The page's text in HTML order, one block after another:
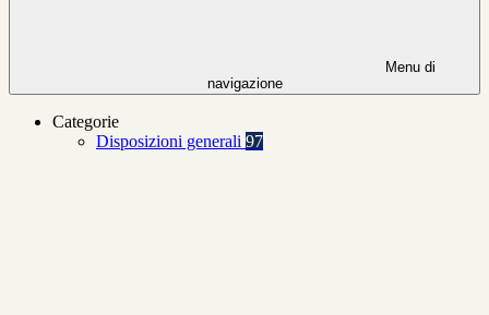
Menu di
navigazione
Categorie
Disposizioni generali 97